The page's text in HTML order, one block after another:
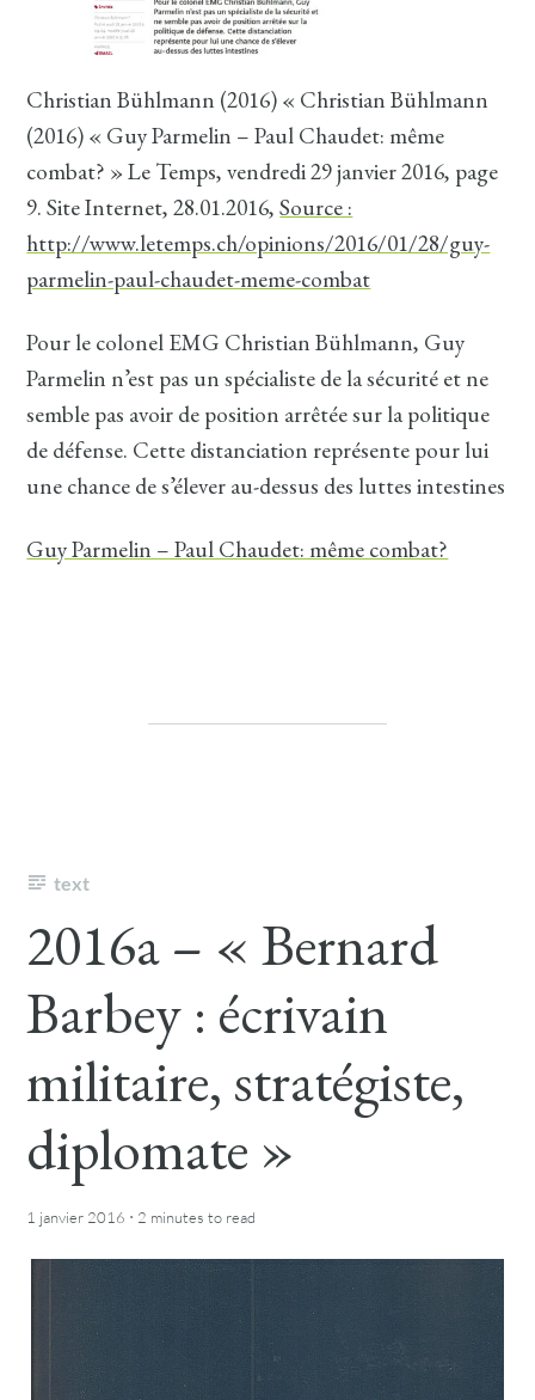
Christian Bühlmann (2016) « Christian Bühlmann
(2016) « Guy Parmelin – Paul Chaudet: même
combat? » Le Temps, vendredi 29 janvier 2016, page
9. Site Internet, 28.01.2016,Source :
http://www.letemps.ch/opinions/2016/01/28/guy-
parmelin-paul-chaudet-meme-combat
Pour le colonel EMG Christian Bühlmann, Guy
Parmelin n’est pas un spécialiste de la sécurité et ne
semble pas avoir de position arrêtée sur la politique
de défense. Cette distanciation représente pour lui
une chance de s’élever au-dessus des luttes intestines
Guy Parmelin – Paul Chaudet: même combat?
text
2016a – « Bernard
Barbey : écrivain
militaire, stratégiste,
diplomate »
1 janvier 2016 · 2 minutes to read